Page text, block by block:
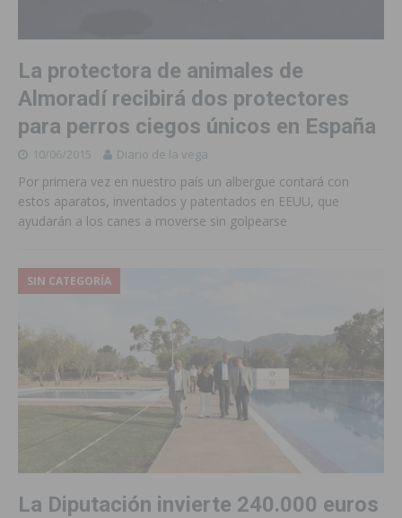
La protectora de animales de
Almoradí recibirá dos protectores
para perros ciegos únicos en España
10/06/2015 Diario de la vega
Por primera vez en nuestro país un albergue contará con
estos aparatos, inventados y patentados en EEUU, que
ayudarán a los canes a moverse sin golpearse
SIN CATEGORÍA
La Diputación invierte 240.000 euros